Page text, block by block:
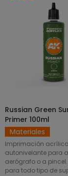
AÑADIR AL
Russian Green
Primer 100ml
Materiales
Imprimación acrílica
autonivelante para
aerógrafo o a
para todo tipo de